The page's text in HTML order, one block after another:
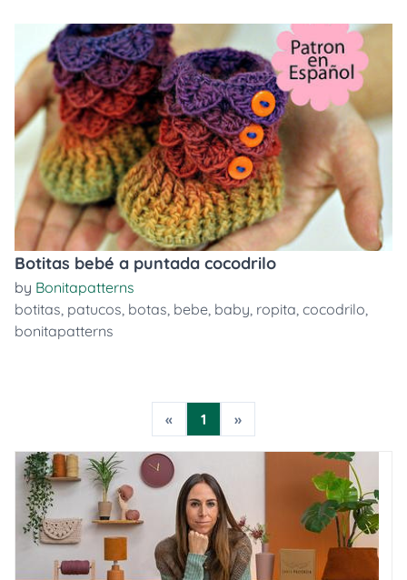
Botitas bebé a puntada cocodrilo
by Bonitapatterns
botitas, patucos, botas, bebe, baby, ropita, cocodrilo,
bonitapatterns
« 1 »